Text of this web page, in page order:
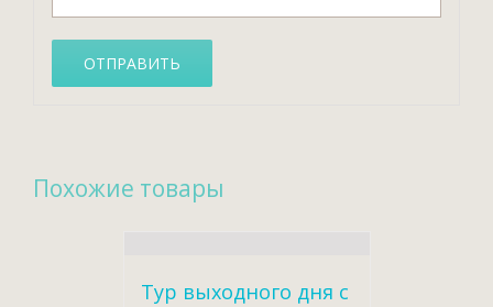
Похожие товары
Тур выходного дня с